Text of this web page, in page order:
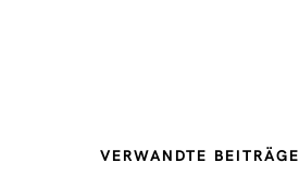
VERWANDTE BEITRÄGE